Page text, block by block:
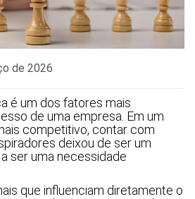
de 2026
é um dos fatores mais
de uma empresa. Em um
competitivo, contar com
deixou de ser um
ser uma necessidade
que influenciam diretamente o